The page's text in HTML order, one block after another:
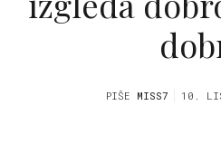
PIŠE MISS7 10.